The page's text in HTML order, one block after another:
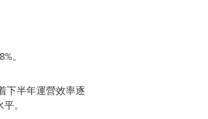
。
下半年運營效率逐
。